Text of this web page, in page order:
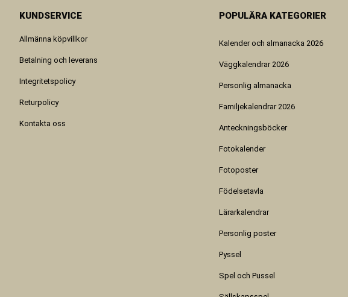
KUNDSERVICE
Allmänna köpvillkor
Betalning och leverans
Integritetspolicy
Returpolicy
Kontakta oss
POPULÄRA KATEGORIER
Kalender och almanacka 2026
Väggkalendrar 2026
Personlig almanacka
Familjekalendrar 2026
Anteckningsböcker
Fotokalender
Fotoposter
Födelsetavla
Lärarkalendrar
Personlig poster
Pyssel
Spel och Pussel